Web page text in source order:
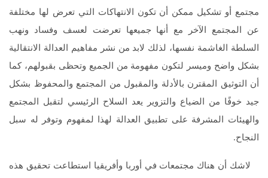
مجتمع أو تشكيل ممكن أن تكون الانتهاكات التي تعرض لها مختلفة
عن المجتمع الآخر مع أنها جميعها تعرضت لعسف وفساد ونهب
السلطة الغاشمة نفسها، لذلك لابد من نشر مفاهيم العدالة الانتقالية
بشكل واضح وميسر لتكون مفهومة من الجميع وتحظى بقبولهم، كما
أن التوثيق المقترن بالأدلة والمقبول من المجتمع والمحفوظ بشكل
جيد خوفًا من الضياع والتزوير يعد السلاح الرئيسي لتقبل المجتمع
والهيئات المشرفة على تطبيق العدالة لهذا لمفهوم وتوفر له سبل
النجاح.
لاشك أن هناك مجتمعات في أوربا وأفريقيا استطاعت تحقيق هذه